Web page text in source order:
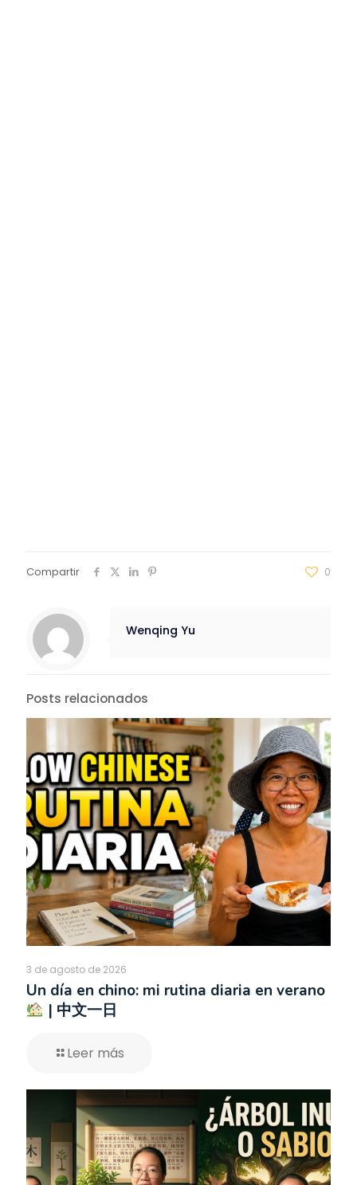
Compartir 0
Wenqing Yu
Posts relacionados
3 de agosto de 2026
Un día en chino: mi rutina diaria en verano
| 中文一日
Leer más